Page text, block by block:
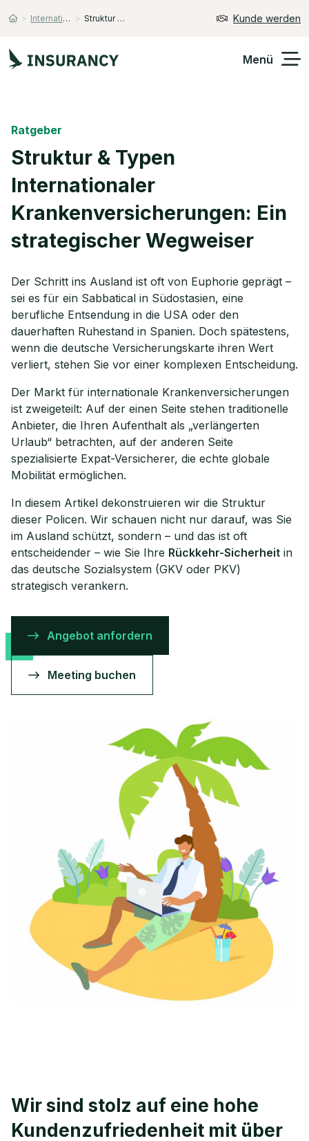
> Internationale Krankenversicherung > Struktur Typen Kunde werden
Menü
Finanzen
Expats
Über Uns
Kontakt
Ratgeber
Struktur & Typen
Internationaler
Krankenversicherungen: Ein
strategischer Wegweiser
Der Schritt ins Ausland ist oft von Euphorie geprägt –
sei es für ein Sabbatical in Südostasien, eine
berufliche Entsendung in die USA oder den
dauerhaften Ruhestand in Spanien. Doch spätestens,
wenn die deutsche Versicherungskarte ihren Wert
verliert, stehen Sie vor einer komplexen Entscheidung.
Der Markt für internationale Krankenversicherungen
ist zweigeteilt: Auf der einen Seite stehen traditionelle
Anbieter, die Ihren Aufenthalt als „verlängerten
Urlaub“ betrachten, auf der anderen Seite
spezialisierte Expat-Versicherer, die echte globale
Mobilität ermöglichen.
In diesem Artikel dekonstruieren wir die Struktur
dieser Policen. Wir schauen nicht nur darauf, was Sie
im Ausland schützt, sondern – und das ist oft
entscheidender – wie Sie Ihre Rückkehr-Sicherheit in
das deutsche Sozialsystem (GKV oder PKV)
strategisch verankern.
Angebot anfordern
Meeting buchen
Wir sind stolz auf eine hohe
Kunden­zufriedenheit mit über